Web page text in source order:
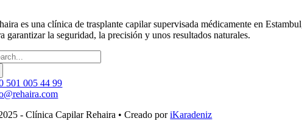
es una clínica de trasplante capilar supervisada médicamente en
garantizar la seguridad, la precisión y unos resultados naturales.
501 005 44 99
- Clínica Capilar Rehaira • Creado poriKaradeniz